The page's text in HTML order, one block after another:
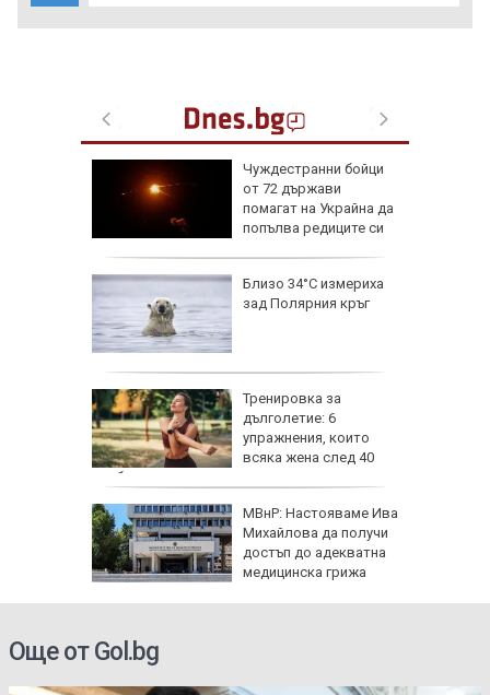
Чуждестранни бойци
от 72 държави
помагат на Украйна да
попълва редиците си
Близо 34°C измериха
зад Полярния кръг
Тренировка за
дълголетие: 6
упражнения, които
всяка жена след 40
трябва да прави
МВнР: Настояваме Ива
Михайлова да получи
достъп до адекватна
медицинска грижа
Още от Gol.bg